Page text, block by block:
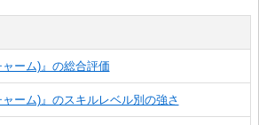
ーム)』の総合評価
ーム)』のスキルレベル別の強さ